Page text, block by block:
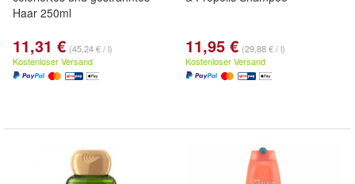
Haar 250ml
11,31 € (45,24 € / l)
Kostenloser Versand
11,95 € (29,88 € / l)
Kostenloser Versand